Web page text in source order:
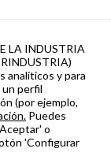
LA INDUSTRIA
analíticos y para
un perfil
(por ejemplo,
Puedes
o
'Configurar